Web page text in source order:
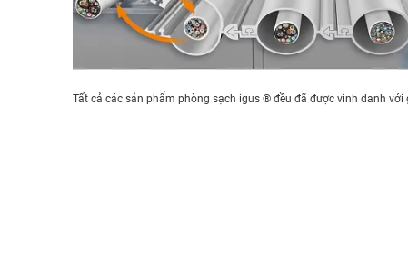
Tất cả các sản phẩm phòng sạch igus ® đều đã được vinh danh với